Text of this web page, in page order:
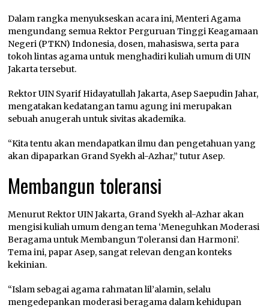
Dalam rangka menyukseskan acara ini, Menteri Agama
mengundang semua Rektor Perguruan Tinggi Keagamaan
Negeri (PTKN) Indonesia, dosen, mahasiswa, serta para
tokoh lintas agama untuk menghadiri kuliah umum di UIN
Jakarta tersebut.
Rektor UIN Syarif Hidayatullah Jakarta, Asep Saepudin Jahar,
mengatakan kedatangan tamu agung ini merupakan
sebuah anugerah untuk sivitas akademika.
“Kita tentu akan mendapatkan ilmu dan pengetahuan yang
akan dipaparkan Grand Syekh al-Azhar,” tutur Asep.
Membangun toleransi
Menurut Rektor UIN Jakarta, Grand Syekh al-Azhar akan
mengisi kuliah umum dengan tema ‘Meneguhkan Moderasi
Beragama untuk Membangun Toleransi dan Harmoni’.
Tema ini, papar Asep, sangat relevan dengan konteks
kekinian.
“Islam sebagai agama rahmatan lil’alamin, selalu
mengedepankan moderasi beragama dalam kehidupan